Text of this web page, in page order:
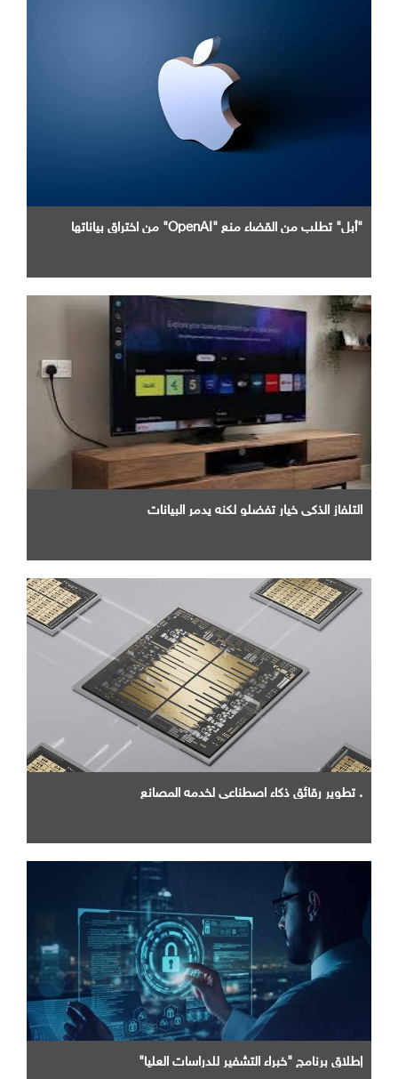
"أبل" تطلب من القضاء منع "OpenAI" من اختراق بياناتها
التلفاز الذكي خيار تفضلو لكنه يدمر البيانات
. تطوير رقائق ذكاء اصطناعي لخدمه المصانع
إطلاق برنامج "خبراء التشفير للدراسات العليا"